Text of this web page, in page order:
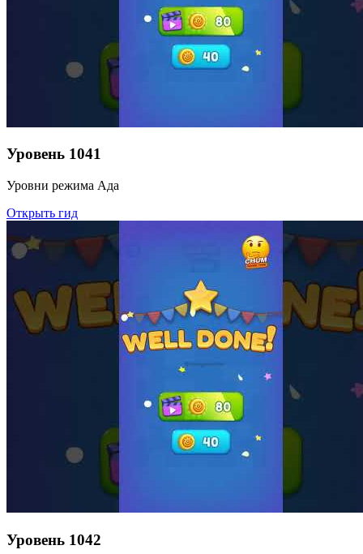
Уровень 1041
Уровни режима Ада
Открыть гид
Уровень 1042